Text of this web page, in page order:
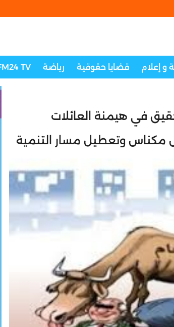
و إعلام قضايا حقوقية رياضة TV
في هيمنة العائلات
مكناس وتعطيل مسار التنمية